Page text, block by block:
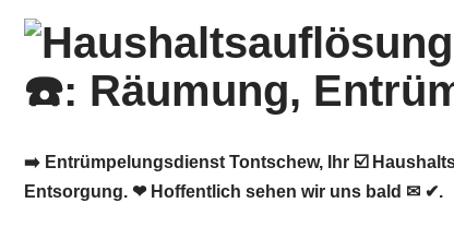
➡️ Entrümpelungsdienst Tontschew, Ihr ☑️
Entsorgung. ❤ Hoffentlich sehen wir uns bald ✉ ✔.